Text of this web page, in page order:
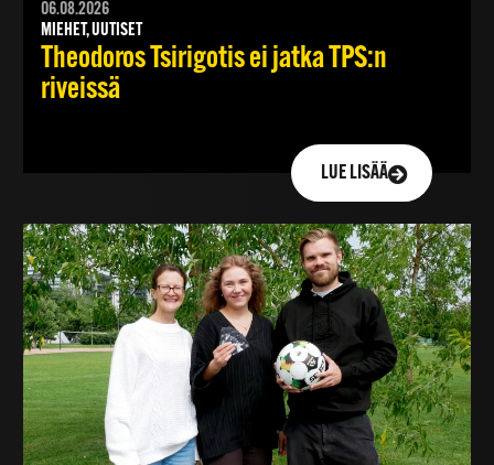
06.08.2026
MIEHET, UUTISET
Theodoros Tsirigotis ei jatka TPS:n
riveissä
LUE LISÄÄ